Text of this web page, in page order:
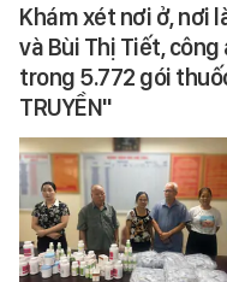
Khám xét nơi ở, nơi
và Bùi Thị Tiết,
trong 5.772 gói
TRUYỀN"